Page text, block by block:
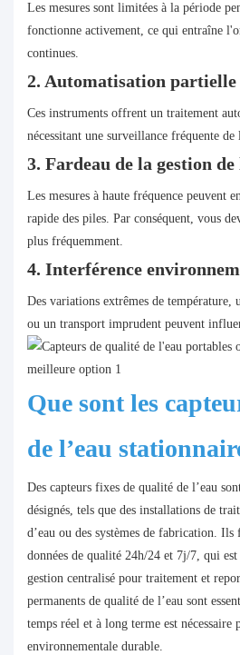
Les mesures sont limitées à la période
fonctionne activement, ce qui entraîne
continues.
2. Automatisation partielle
Ces instruments offrent un traitement
nécessitant une surveillance fréquente
3. ​Fardeau de la gestion
Les mesures à haute fréquence peuvent
rapide des piles. Par conséquent, vous
plus fréquemment.
4. ​Interférence
Des variations extrêmes de température,
ou un transport imprudent peuvent
Que sont les
de l’eau
Des capteurs fixes de qualité de l’eau
désignés, tels que des installations de
d’eau ou des systèmes de fabrication.
données de qualité 24h/24 et 7j/7, qui
gestion centralisé pour traitement et
permanents de qualité de l’eau sont
temps réel et à long terme est nécessaire
environnementale durable.